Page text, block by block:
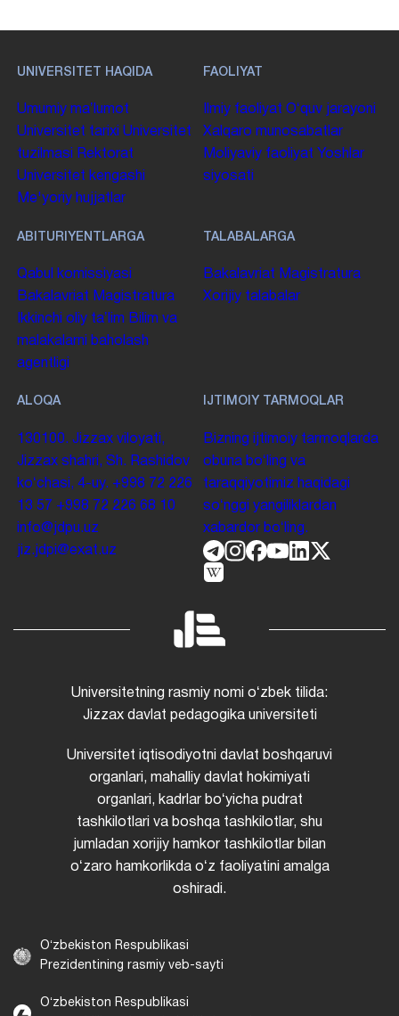
UNIVERSITET HAQIDA
Umumiy maʼlumot
Universitet tarixi Universitet
tuzilmasi
Rektorat
Universitet kengashi
Me'yoriy hujjatlar
FAOLIYAT
Ilmiy faoliyat Oʻquv jarayoni
Xalqaro munosabatlar
Moliyaviy faoliyat Yoshlar
siyosati
ABITURIYENTLARGA
Qabul komissiyasi
Bakalavriat Magistratura
Ikkinchi oliy taʼlim Bilim va
malakalarni baholash
agentligi
TALABALARGA
Bakalavriat Magistratura
Xorijiy talabalar
ALOQA
130100. Jizzax viloyati,
Jizzax shahri, Sh. Rashidov
koʻchasi, 4-uy. +998 72 226
13 57 +998 72 226 68 10
info@jdpu.uz
jiz.jdpi@exat.uz
IJTIMOIY TARMOQLAR
Bizning ijtimoiy tarmoqlarda
obuna boʻling va
taraqqiyotimiz haqidagi
soʻnggi yangiliklardan
xabardor boʻling.
Universitetning rasmiy nomi oʻzbek tilida:
Jizzax davlat pedagogika universiteti
Universitet iqtisodiyotni davlat boshqaruvi
organlari, mahalliy davlat hokimiyati
organlari, kadrlar boʻyicha pudrat
tashkilotlari va boshqa tashkilotlar, shu
jumladan xorijiy hamkor tashkilotlar bilan
oʻzaro hamkorlikda oʻz faoliyatini amalga
oshiradi.
Oʻzbekiston Respublikasi
Prezidentining rasmiy veb-sayti
Oʻzbekiston Respublikasi